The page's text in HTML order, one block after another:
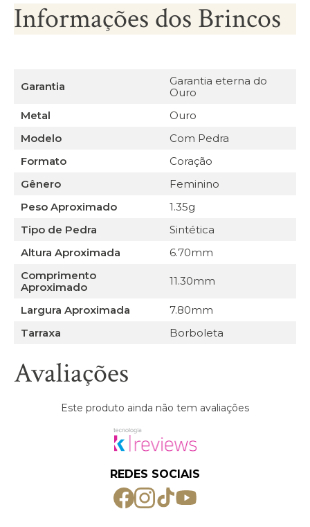
Informações dos Brincos
Garantia
Garantia eterna do
Ouro
Metal
Ouro
Modelo
Com Pedra
Formato
Coração
Gênero
Feminino
Peso Aproximado
1.35g
Tipo de Pedra
Sintética
Altura Aproximada
6.70mm
Comprimento
Aproximado
11.30mm
Largura Aproximada
7.80mm
Tarraxa
Borboleta
Avaliações
Este produto ainda não tem avaliações
REDES SOCIAIS